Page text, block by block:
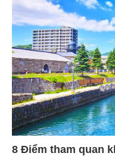
8 Điểm tham quan